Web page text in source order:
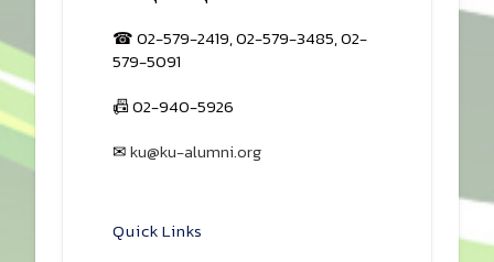
☎ 02-579-2419, 02-579-3485, 02-
579-5091
📠 02-940-5926
✉ku@ku-alumni.org
Quick Links